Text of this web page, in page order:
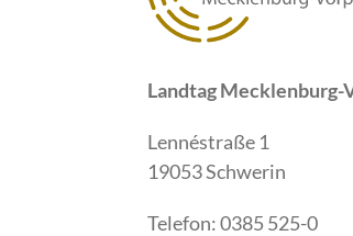
Landtag Mecklenburg-
Lennéstraße 1
19053 Schwerin
Telefon: 0385 525-0